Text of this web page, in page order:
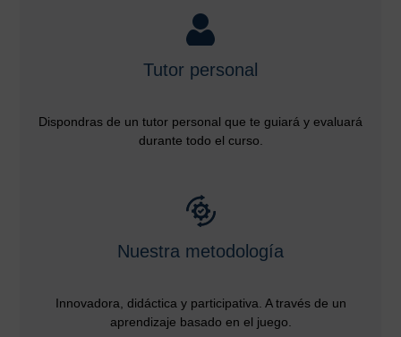
Tutor personal
Dispondras de un tutor personal que te guiará y evaluará
durante todo el curso.
Nuestra metodología
Innovadora, didáctica y participativa. A través de un
aprendizaje basado en el juego.